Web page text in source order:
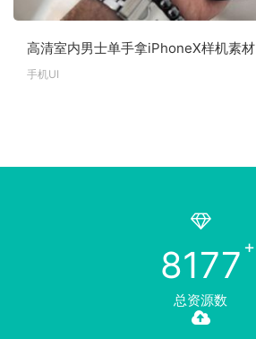
高清室内男士单手拿iPhoneX样机素材
手机UI
8177
总资源数